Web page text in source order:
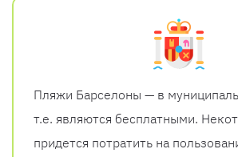
Пляжи Барселоны — в
т.е. являются бесплатными.
придется потратить на